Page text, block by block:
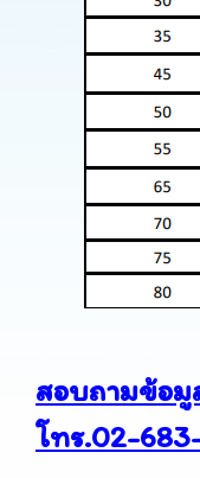
สอบถามข้อมู
โทร.02-